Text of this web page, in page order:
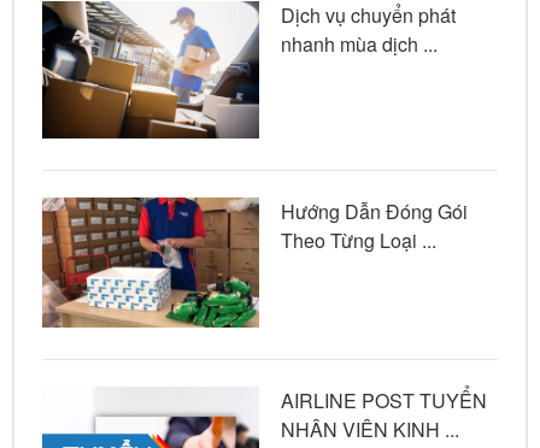
Dịch vụ chuyển phát
nhanh mùa dịch ...
Hướng Dẫn Đóng Gói
Theo Từng Loại ...
AIRLINE POST TUYỂN
NHÂN VIÊN KINH ...